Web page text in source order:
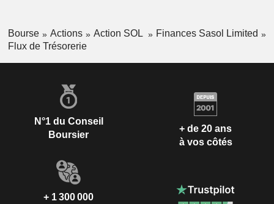
Bourse Actions Action SOL
Finances Sasol Limited
Flux de Trésorerie
N°1 du Conseil
Boursier
+ de 20 ans
à vos côtés
+ 1 300 000